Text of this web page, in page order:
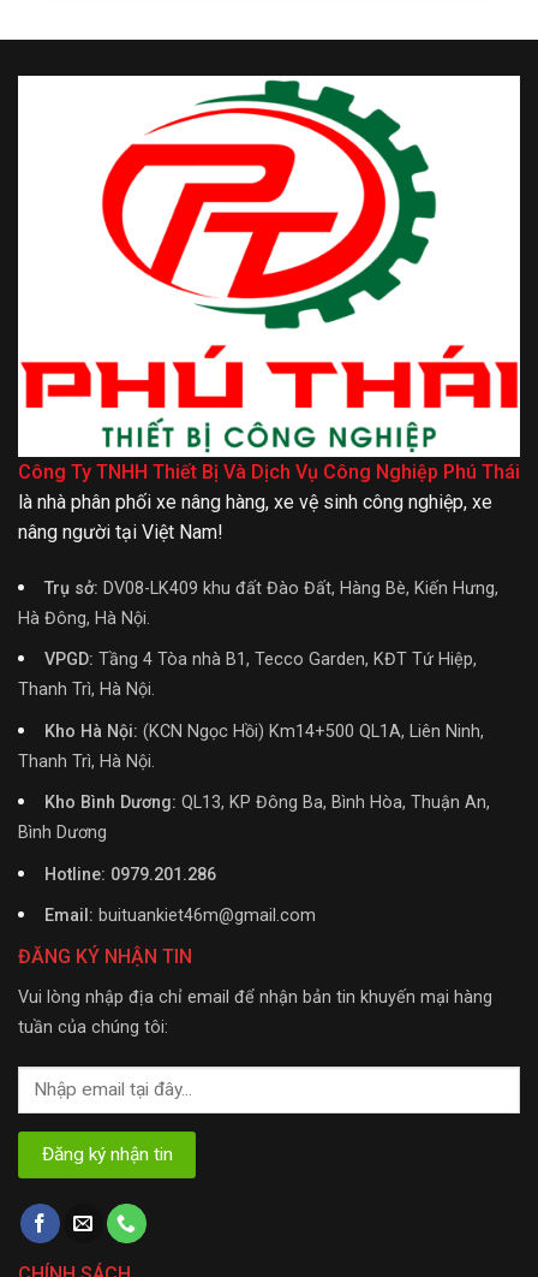
Công Ty TNHH Thiết Bị Và Dịch Vụ Công Nghiệp Phú Thái
là nhà phân phối xe nâng hàng, xe vệ sinh công nghiệp, xe
nâng người tại Việt Nam!
Trụ sở: DV08-LK409 khu đất Đào Đất, Hàng Bè, Kiến Hưng,
Hà Đông, Hà Nội.
VPGD: Tầng 4 Tòa nhà B1, Tecco Garden, KĐT Tứ Hiệp,
Thanh Trì, Hà Nội.
Kho Hà Nội: (KCN Ngọc Hồi) Km14+500 QL1A, Liên Ninh,
Thanh Trì, Hà Nội.
Kho Bình Dương: QL13, KP Đông Ba, Bình Hòa, Thuận An,
Bình Dương
Hotline: 0979.201.286
Email: buituankiet46m@gmail.com
ĐĂNG KÝ NHẬN TIN
Vui lòng nhập địa chỉ email để nhận bản tin khuyến mại hàng
tuần của chúng tôi: